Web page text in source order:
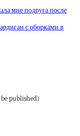
мне подруга после
с оборками в
published)